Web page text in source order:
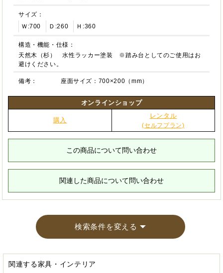
サイズ：
Ｗ:700
Ｄ:260 Ｈ:360
構造・機能・仕様：
天然木（杉） 水性ラッカー塗装 ※踏み台としてのご使用はお
避けください。
備考： 座面サイズ：700×200（mm）
オンラインショップ
購入
レンタル
(セルフプラン)
この商品について問い合わせ
関連した商品について問い合わせ
検索条件を変える
関連する家具・インテリア